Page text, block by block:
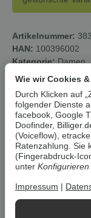
Artikelnummer:
HAN: 100396002
Kategorie:Damen
Um dieUmwelt zu
Umverpackungen.
Bestellung im
CRIVIT
Wie wir Cookies
Durch Klicken auf
folgender Dienste
facebook, Google
Doofinder,
(Voiceflow),
Ratenzahlung. Sie
(Fingerabdruck-
unter Konfigurieren
Impressum